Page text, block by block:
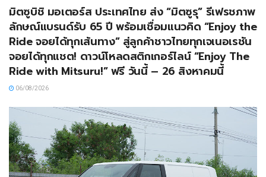
มิตซูบิชิ มอเตอร์ส ประเทศไทย ส่ง “มิตซูรุ” รีเฟรชภาพ
ลักษณ์แบรนด์รับ 65 ปี พร้อมเชื่อมแนวคิด “Enjoy the
Ride จอยได้ทุกเส้นทาง” สู่ลูกค้าชาวไทยทุกเจเนอเรชัน
จอยได้ทุกแชต! ดาวน์โหลดสติกเกอร์ไลน์ “Enjoy The
Ride with Mitsuru!” ฟรี วันนี้ – 26 สิงหาคมนี้
06/08/2026